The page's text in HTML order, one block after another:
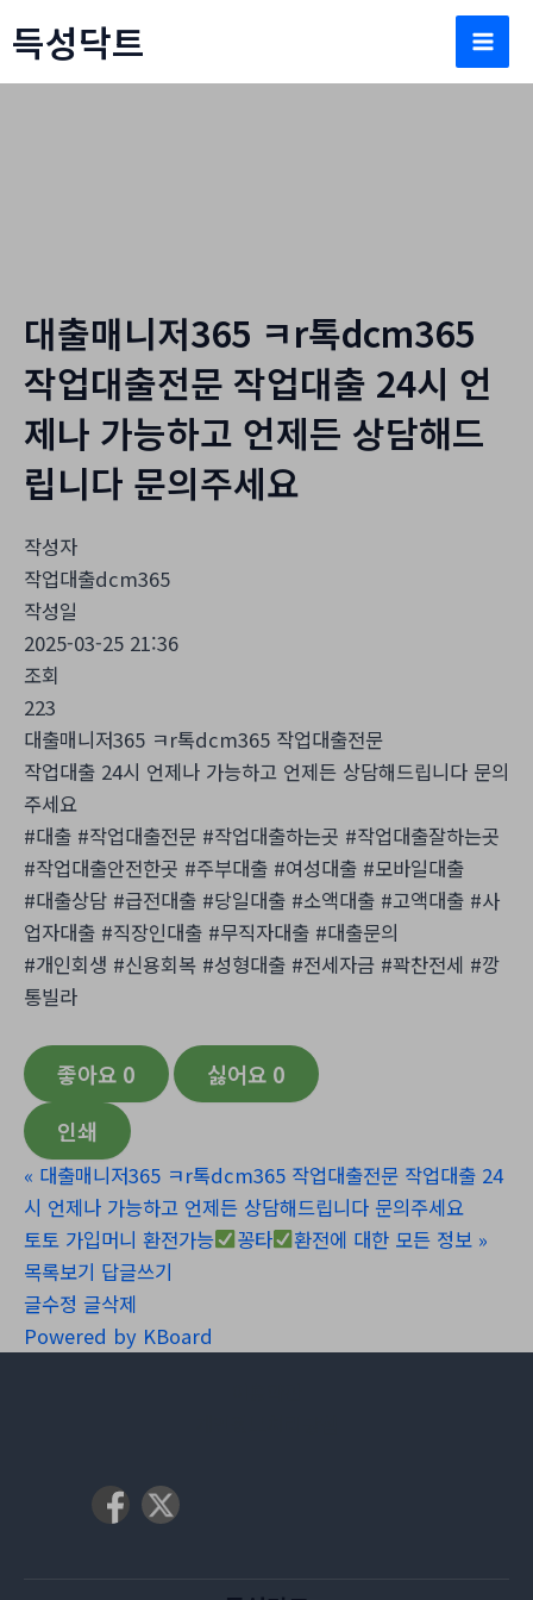
텐
츠
득성닥트
Main
대출매니저365 ㅋr톡dcm365
작업대출전문 작업대출 24시 언
제나 가능하고 언제든 상담해드
립니다 문의주세요
작성자
작업대출dcm365
작성일
2025-03-25 21:36
조회
223
대출매니저365 ㅋr톡dcm365 작업대출전문
작업대출 24시 언제나 가능하고 언제든 상담해드립니다 문의
주세요
#대출 #작업대출전문 #작업대출하는곳 #작업대출잘하는곳
#작업대출안전한곳 #주부대출 #여성대출 #모바일대출
#대출상담 #급전대출 #당일대출 #소액대출 #고액대출 #사
업자대출 #직장인대출 #무직자대출 #대출문의
#개인회생 #신용회복 #성형대출 #전세자금 #꽉찬전세 #깡
통빌라
좋아요 0 싫어요 0
인쇄
« 대출매니저365 ㅋr톡dcm365 작업대출전문 작업대출 24
시 언제나 가능하고 언제든 상담해드립니다 문의주세요
토토 가입머니 환전가능
꽁타 환전에 대한 모든 정보 »
목록보기 답글쓰기
글수정 글삭제
Powered by KBoard